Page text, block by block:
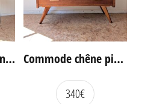
Bureau hêtre des années 60 Commode chêne pieds compas vintage
340€